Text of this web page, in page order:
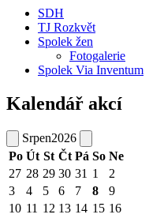
SDH
TJ Rozkvět
Spolek žen
Fotogalerie
Spolek Via Inventum
Kalendář akcí
Srpen2026
Po Út St Čt Pá So Ne
27 28 29 30 31 1
2
3
4 5 6 7 8
9
10 11 12 13 14 15 16